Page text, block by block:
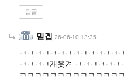
답글
믿겝 26-06-10 13:35
ㅋㅋㅋㅋㅋㅋㅋㅋㅋㅋㅋㅋㅋ
ㅋㅋㅋㅋ개웃겨 ㅋㅋㅋㅋㅋ
ㅋㅋㅋㅋㅋㅋㅋㅋㅋㅋㅋㅋㅋ